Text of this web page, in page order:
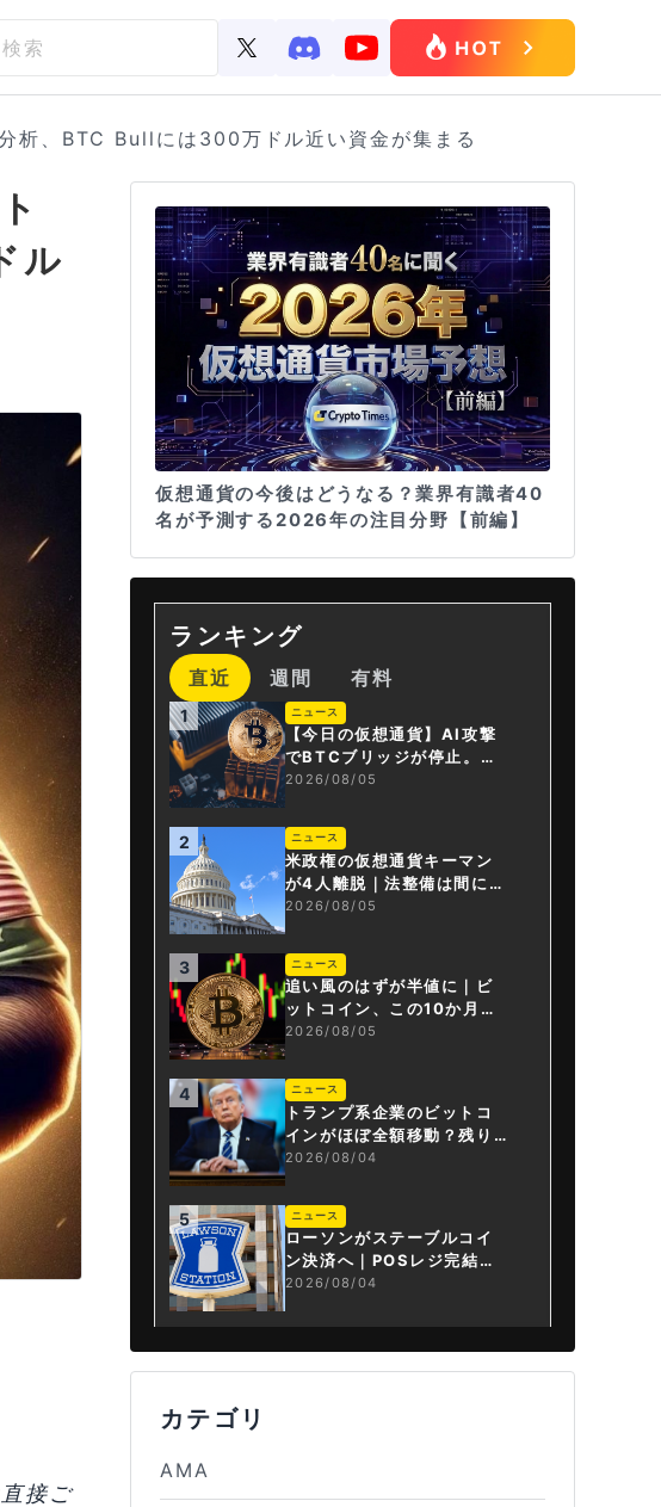
析、BTC Bullには300万ドル近い資金が集まる
ル
接ご
仮想通貨の今後はどうなる？業界有識者40
名が予測する2026年の注目分野【前編】
ランキング
直近 週間 有料
1 ニュース
【今日の仮想通貨】AI攻撃
でBTCブリッジが停止。金
融庁が「暗号資産・ステー
2026/08/05
2 ニュース
米政権の仮想通貨キーマン
が4人離脱｜法整備は間に合
うか
2026/08/05
3 ニュース
追い風のはずが半値に｜ビ
ットコイン、この10か月で
何が起きたか
2026/08/05
4 ニュース
トランプ系企業のビットコ
インがほぼ全額移動？残り
は3.43BTCか
2026/08/04
5 ニュース
ローソンがステーブルコイ
ン決済へ｜POSレジ完結は
国内初
2026/08/04
カテゴリ
AMA